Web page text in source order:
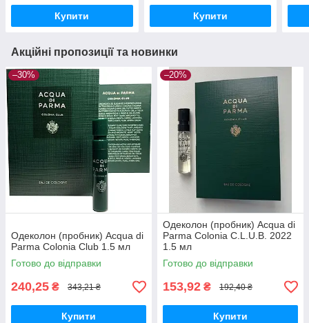
Купити Купити
Акційні пропозиції та новинки
–30%
Одеколон (пробник) Acqua di
Parma Colonia Club 1.5 мл
Готово до відправки
240,25 ₴ 343,21 ₴
Купити
–20%
Одеколон (пробник) Acqua di
Parma Colonia C.L.U.B. 2022
1.5 мл
Готово до відправки
153,92 ₴ 192,40 ₴
Купити